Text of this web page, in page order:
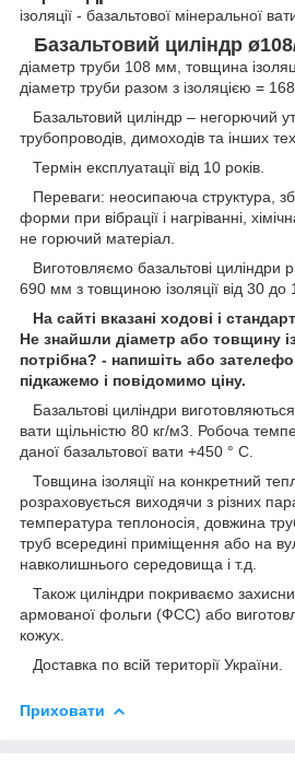
ізоляції - базальтової мінеральної
Базальтовий циліндр
діаметр труби 108 мм, товщина
діаметр труби разом з ізоляцією =
Базальтовий циліндр – негорючий
трубопроводів, димоходів та інших
Термін експлуатації від 10 років.
Переваги: ​​неосипаюча структура,
форми при вібрації і нагріванні,
не горючий матеріал.
Виготовляємо базальтові циліндри
690 мм з товщиною ізоляції від 30 до
На сайті вказані ходові і
Не знайшли діаметр або товщину
потрібна? - напишіть або
підкажемо і повідомимо ціну.
Базальтові циліндри виготовляються
вати щільністю 80 кг/м3 . Робоча
даної базальтової вати +450 ° С.
Товщина ізоляції на конкретний
розраховується виходячи з різних
температура теплоносія, довжина
труб всередині приміщення або на
навколишнього середовища і т.д.
Також циліндри покриваємо
армованої фольги (ФСС) або
кожух.
Доставка по всій території України.
Приховати